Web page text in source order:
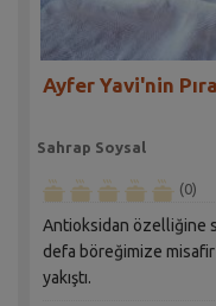
Ayfer Yavi'nin
Sahrap Soysal
(0)
Antioksidan özelliğine
defa böreğimize misafir
yakıştı.